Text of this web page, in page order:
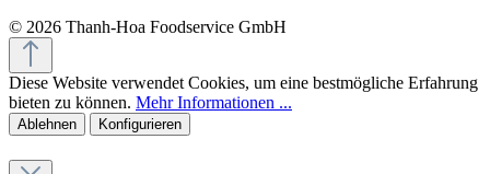
© 2026 Thanh-Hoa Foodservice GmbH
Diese Website verwendet Cookies, um eine bestmögliche Erfahrung
bieten zu können. Mehr Informationen ...
Ablehnen Konfigurieren